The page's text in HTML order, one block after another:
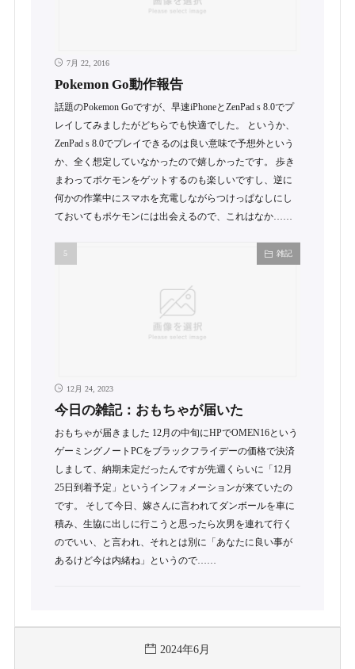
7月 22, 2016
Pokemon Go動作報告
話題のPokemon Goですが、早速iPhoneとZenPad s 8.0でプ
レイしてみましたがどちらでも快適でした。 というか、
ZenPad s 8.0でプレイできるのは良い意味で予想外という
か、全く想定していなかったので嬉しかったです。 歩き
まわってポケモンをゲットするのも楽しいですし、逆に
何かの作業中にスマホを充電しながらつけっぱなしにし
ておいてもポケモンには出会えるので、これはなか……
雑記
12月 24, 2023
今日の雑記：おもちゃが届いた
おもちゃが届きました 12月の中旬にHPでOMEN16という
ゲーミングノートPCをブラックフライデーの価格で決済
しまして、納期未定だったんですが先週くらいに「12月
25日到着予定」というインフォメーションが来ていたの
です。 そして今日、嫁さんに言われてダンボールを車に
積み、生協に出しに行こうと思ったら次男を連れて行く
のでいい、と言われ、それとは別に「あなたに良い事が
あるけど今は内緒ね」というので……
2024年6月